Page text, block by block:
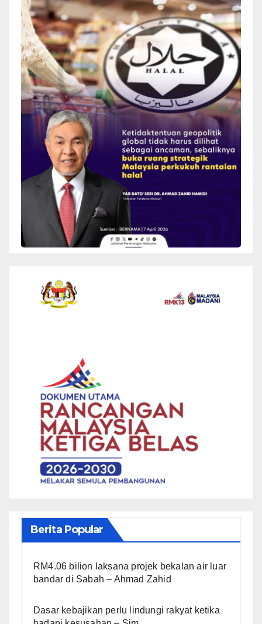
Berita Popular
RM4.06 bilion laksana projek bekalan air luar
bandar di Sabah – Ahmad Zahid
Dasar kebajikan perlu lindungi rakyat ketika